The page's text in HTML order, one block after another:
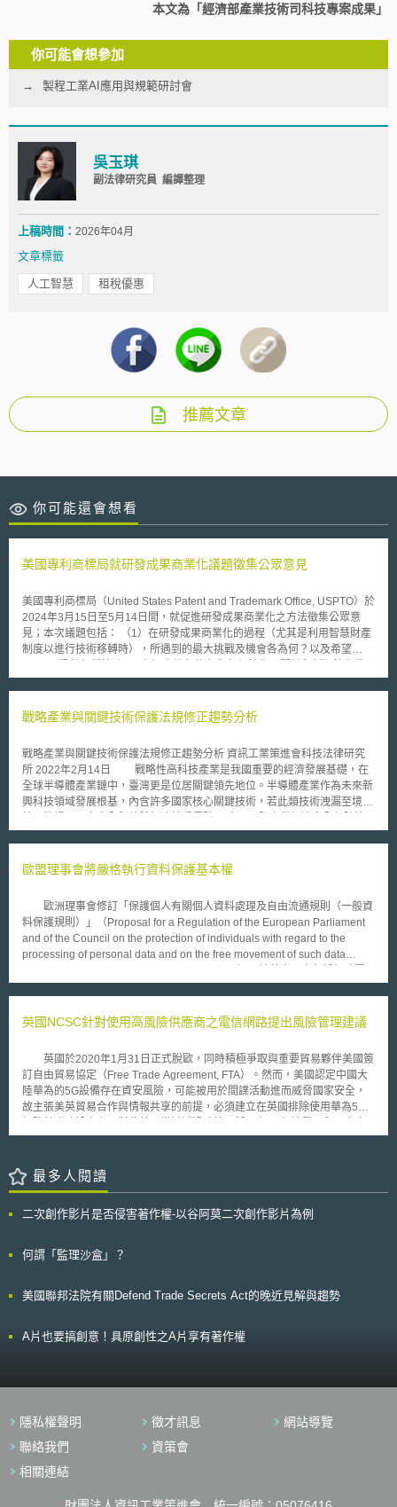
本文為「經濟部產業技術司科技專案成果」
你可能會想參加
製程工業AI應用與規範研討會
吳玉琪
副法律研究員 編譯整理
上稿時間： 2026年04月
文章標籤
人工智慧 租稅優惠
推薦文章
你可能還會想看
美國專利商標局就研發成果商業化議題徵集公眾意見
美國專利商標局（United States Patent and Trademark Office, USPTO）於
2024年3月15日至5月14日間，就促進研發成果商業化之方法徵集公眾意
見；本次議題包括： （1）在研發成果商業化的過程（尤其是利用智慧財產
制度以進行技術移轉時），所遇到的最大挑戰及機會各為何？以及希望
轉時，有無遇到任何智慧財產相關的挑戰及機會，以及希望USPTO提供何
技術移轉的政策與作法； （4）請列出各利害關係人在界定潛在被授權人及
變，以減少這些挑戰； （5）請就USPTO於新冠肺炎疫情期間所推動，一
用於媒合新冠肺炎治療技術供需雙方之「Patent 4合作夥伴平台計畫」
（The Patents 4 Partnerships platform）進行評論，包含促成合作關係之作
法； （6）請就USPTO於2022年7月參與之「世界智慧財產權組織
（WIPO）綠色計畫」（WIPO GREEN）進行評論，包含USPTO可如何促
術、產業、公司，降低研發成果運用過程中面臨挑戰之可能作法； （8）請
體發明者、中小企業提升研發成果運用認知，及克服現行挑戰的作法；
Institutions, MSIs）、傳統黑人大學（Historically Black Colleges and
Universities, HUCUs）擴大其研發成果商業化的機會； （10）USPTO在促
進研發成果商業化上，可以發揮的其他作用； （11）其他國家可更促進研
發成果商業化的作法。
戰略產業與關鍵技術保護法規修正趨勢分析
戰略產業與關鍵技術保護法規修正趨勢分析 資訊工業策進會科技法律研究
所 2022年2月14日 戰略性高科技產業是我國重要的經濟發展基礎，在
全球半導體產業鏈中，臺灣更是位居關鍵領先地位。半導體產業作為未來新
興科技領域發展根基，內含許多國家核心關鍵技術，若此類技術洩漏至境
案推動趨勢 參考國際上以產業經濟安全角度出發，且與我國同具技術
應鏈安全及技術保護相關法案。 一、日本《經濟安全保障法》 日本首
家安全概念已迅速擴展到經濟和技術領域，在各國推進和加強支持工業基礎
設施、防止敏感技術外流、提升出口管制等經濟安全相關措施下，日本內閣
府應加強《經濟安全保障法》草案推動，確保戰略物資與維護重要關鍵技術
[1]。 其中《經濟安全保障法》草案著重在四大工作面向：1.供應鏈：透
過公私技術合作加強重要材料和原材料的供應，避免對人民生活和工業產生
訊，培育和支持尖端重要技術框架。3.核心基礎設施：確保與維護核心基礎
化，防止敏感發明公開外流，同時促進創新[2]。 二、韓國《國家高科技戰
第5次內閣會議上宣布，通過《國家高科技戰略產業特別法》立法議案。該
特別法案旨在培育和保護韓國的高科技戰略產業，以維護國家和經濟安全，
並取得高科技競爭力，其具體內容包含：1.成立由南韓總理主導的國家高科
技戰略產業委員會，制定5年戰略產業培育和保護的基本計畫。2.指定國家
關鍵技術，以發展戰略產業和保護國家經濟安全。3.全面支持戰略產業，包
括投資、研發、人力資源等方案。4.為振興戰略產業生態系統，提供監管法
護措施。 韓國產業通商資源部強調，全球各主要國家皆體認到，必須
在高科技產業競爭環境中培育知識人才，以及保護國家戰略產業發展的重要
縫接軌的推進措施」，並與相關產業積極溝通，以便及時協助基礎設施能力
法走向 我國法務部與陸委會於110年7月公告《國家安全法》與《臺灣
技術防堵外洩策略。 一、兩岸條例修正：管制受政府委託補助關鍵技術及
條修正草案」，針對「受政府機關（構）委託或補助達一定標準」，並從事
涉及國家核心關鍵技術業務之個人或民間團體、法人、機構成員，進行赴陸
（原）服務機關、委託機關或補助機關得處新台幣2萬元以上10萬元以下罰
鍰[4]。 二、國家安全法修正：保護半導體、農業、國防關鍵技術 法務
部國安法修正草案第2之2條，明定任何人不得替外國、中港澳、境外敵對勢
力或其所實質控制的各類組織，為侵害國家核心關鍵技術的營業秘密行為；
歐盟理事會將嚴格執行資料保護基本權
歐洲理事會修訂「保護個人有關個人資料處理及自由流通規則（一般資
料保護規則）」（Proposal for a Regulation of the European Parliament
and of the Council on the protection of individuals with regard to the
processing of personal data and on the free movement of such data
鍰三審制（three-tiered system）。凡故意或過失違反歐洲資料保護基本權
者更加重視資料保護法益。 是否對違反GDPR之侵權行為裁處罰鍰，會
罰。資料保護主管機關（data protection authorities, DPAs）依三審制判
斷，確保所裁處罰鍰具有效性、比例性及嚇阻性。三審制包括：第一審，是
否對資料當事人之資料要求延遲、變更回應；第二審，是否對資料當事人、
DPAs盡資訊透明義務；第三審，各種具體侵權行為，包括對於資料取得缺
乏法律依據、未能即時告知資料違反情事，或未採取適當安全防衛措施於歐
故意或過失未能提供任何或所有符合資料當事人要求之必要資訊；或未能對
消費者充分揭露個人資料蒐集、處理的目的者，裁處上一會計年度全球總年
營業額1%罰鍰。 (3) 企業故意或過失未能維護消費者權益，更正或刪
為不具適法性、違反法規、沒有對當事人通知資料違反或將個人資料傳遞自
總年營業額裁處2%罰鍰。 六月中旬，歐盟各部長將就歐洲議會、歐盟
英國NCSC針對使用高風險供應商之電信網路提出風險管理建議
英國於2020年1月31日正式脫歐，同時積極爭取與重要貿易夥伴美國簽
訂自由貿易協定（Free Trade Agreement, FTA）。然而，美國認定中國大
陸華為的5G設備存在資安風險，可能被用於間諜活動進而威脅國家安全，
故主張美英貿易合作與情報共享的前提，必須建立在英國排除使用華為5G
全間求取平衡。英國國家網路安全中心（National Cyber Security Centre,
vendors簡稱HRV）」之電信網路，提出風險管理建議，說明如何因應HRV
帶來的網路安全風險及挑戰（須注意高風險供應商HRV不一定是關鍵供應商
分）。目前英國5G及光纖到戶（Fiber To The Home, FTTH）計畫推動處於
議，將有助於保護營運商免於外部攻擊，並降低英國電信網路的國家安全風
路中的戰略地位及規模、對網路安全控管品質及透明度、過去商業行為及慣
府補貼及營業地點是考量重點：包括該廠商所屬國家政府機構對其施加影響
應多樣化彈性需求。另外，其他具備敏感性的網路營運模式，例如大量個資
蒐集、語音系統、記錄備份系統、寬頻遠端接入系統（BNG / BRAS）等，
設施，及任何與安全系統直接相關的敏感網路中使用HRV設備。目前，中國
最多人閱讀
二次創作影片是否侵害著作權-以谷阿莫二次創作影片為例
何謂「監理沙盒」？
美國聯邦法院有關Defend Trade Secrets Act的晚近見解與趨勢
A片也要搞創意！具原創性之A片享有著作權
隱私權聲明 徵才訊息
網站導覽
聯絡我們
資策會
相關連結